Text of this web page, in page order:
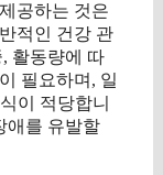
공하는 것은
적인 건강 관
활동량에 따
필요하며, 일
이 적당합니
애를 유발할